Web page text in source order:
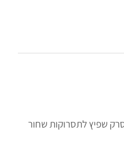
שפיץ לתסרוקות שחור